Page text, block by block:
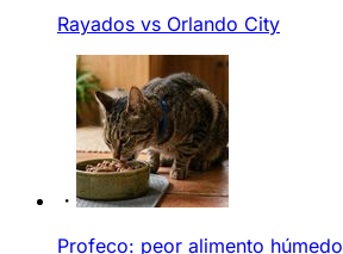
Rayados vs Orlando City
Profeco: peor alimento húmedo